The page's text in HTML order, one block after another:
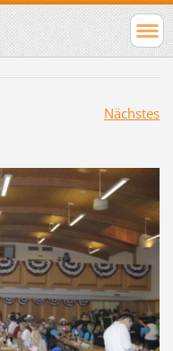
Nächstes